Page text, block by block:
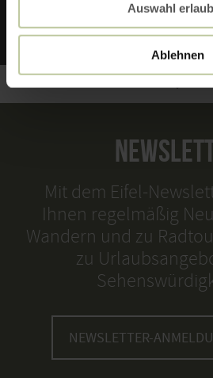
Auswahl
Ablehnen
Mit dem Eifel-
Ihnen regelmäßig
Wandern und zu
zu
NEWSLETTER-